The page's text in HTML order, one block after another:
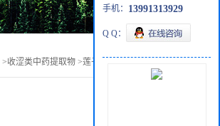
>收涩类中药提取物 >莲子心提取物价格
手机： 13991313929
Q Q：